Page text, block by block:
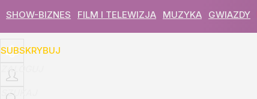
SHOW-BIZNES FILM I TELEWIZJA MUZYKA GWIAZDY
SUBSKRYBUJ
ZALOGUJ
SZUKAJ